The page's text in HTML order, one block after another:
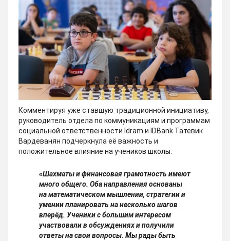
Комментируя уже ставшую традиционной инициативу,
руководитель отдела по коммуникациям и программам
социальной ответственности Idram и IDBank Татевик
Вардеванян подчеркнула её важность и
положительное влияние на учеников школы:
«Шахматы и финансовая грамотность имеют
много общего. Оба направления основаны
на математическом мышлении, стратегии и
умении планировать на несколько шагов
вперёд. Ученики с большим интересом
участвовали в обсуждениях и получили
ответы на свои вопросы. Мы рады быть